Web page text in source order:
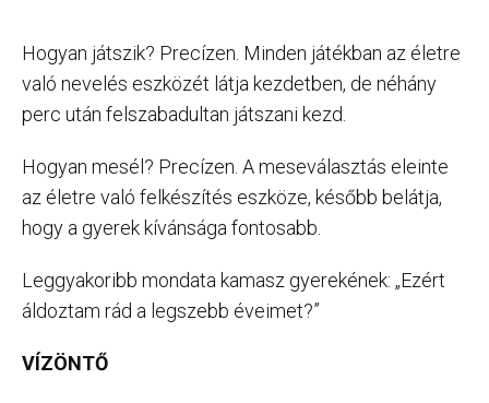
Hogyan játszik? Precízen. Minden játékban az életre
való nevelés eszközét látja kezdetben, de néhány
perc után felszabadultan játszani kezd.
Hogyan mesél? Precízen. A meseválasztás eleinte
az életre való felkészítés eszköze, később belátja,
hogy a gyerek kívánsága fontosabb.
Leggyakoribb mondata kamasz gyerekének: „Ezért
áldoztam rád a legszebb éveimet?”
VÍZÖNTŐ